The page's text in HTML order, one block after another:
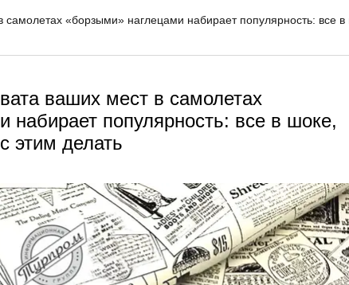
«борзыми» наглецами набирает популярность: все в
ваших мест в самолетах
набирает популярность: все в шоке,
этим делать